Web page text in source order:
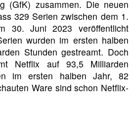
(GfK) zusammen. Die neuen
329 Serien zwischen dem 1.
30. Juni 2023 veröffentlicht
wurden im ersten halben
Stunden gestreamt. Doch
Netflix auf 93,5 Milliarden
im ersten halben Jahr, 82
Ware sind schon Netflix-